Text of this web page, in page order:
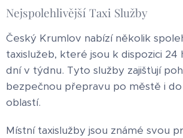
Nejspolehlivější Taxi Služby
Český Krumlov nabízí několik
taxislužeb, které jsou k dispozici 24
dní v týdnu. Tyto služby zajišťují
bezpečnou přepravu po městě i
oblastí.
Místní taxislužby jsou známé svou